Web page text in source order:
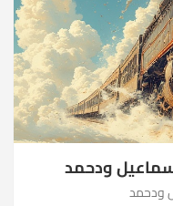
ودحمد
ودحمد